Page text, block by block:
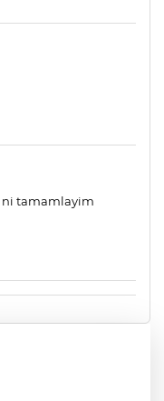
ni tamamlayim